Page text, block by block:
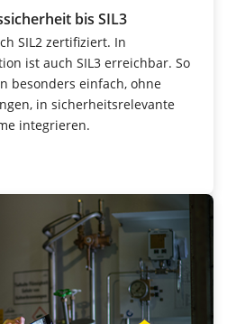
bis SIL3
SIL2 zertifiziert. In
ist auch SIL3 erreichbar. So
besonders einfach, ohne
in sicherheitsrelevante
integrieren.